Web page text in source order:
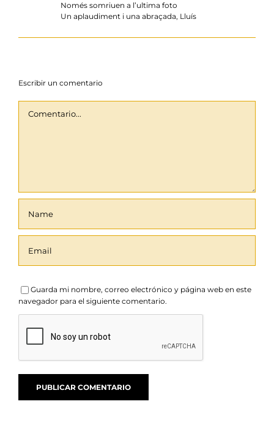
Només somriuen a l’ultima foto
Un aplaudiment i una abraçada, Lluís
Escribir un comentario
Guarda mi nombre, correo electrónico y página web en este
navegador para el siguiente comentario.